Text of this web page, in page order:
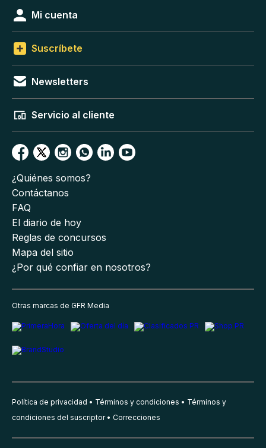
Mi cuenta
Suscríbete
Newsletters
Servicio al cliente
¿Quiénes somos?
Contáctanos
FAQ
El diario de hoy
Reglas de concursos
Mapa del sitio
¿Por qué confiar en nosotros?
Otras marcas de GFR Media
Política de privacidad Términos y condiciones
Términos y
condiciones del suscriptor
Correcciones